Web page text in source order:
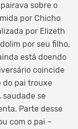
sobre o
por Chicho
por Elizeth
por seu filho,
está doendo
coincide
do pai trouxe
saudade se
Parte desse
com o pai –